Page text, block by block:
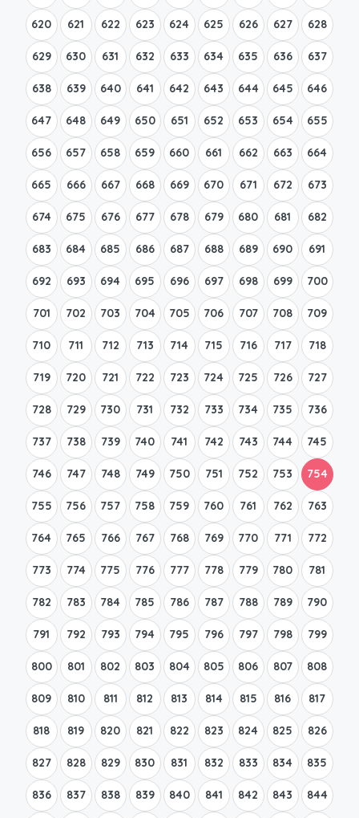
620 621 622 623 624 625 626 627 628
629 630 631 632 633 634 635 636 637
638 639 640 641 642 643 644 645 646
647 648 649 650 651 652 653 654 655
656 657 658 659 660 661 662 663 664
665 666 667 668 669 670 671 672 673
674 675 676 677 678 679 680 681 682
683 684 685 686 687 688 689 690 691
692 693 694 695 696 697 698 699 700
701 702 703 704 705 706 707 708 709
710 711 712 713 714 715 716 717 718
719 720 721 722 723 724 725 726 727
728 729 730 731 732 733 734 735 736
737 738 739 740 741 742 743 744 745
746 747 748 749 750 751 752 753 754
755 756 757 758 759 760 761 762 763
764 765 766 767 768 769 770 771 772
773 774 775 776 777 778 779 780 781
782 783 784 785 786 787 788 789 790
791 792 793 794 795 796 797 798 799
800 801 802 803 804 805 806 807 808
809 810 811 812 813 814 815 816 817
818 819 820 821 822 823 824 825 826
827 828 829 830 831 832 833 834 835
836 837 838 839 840 841 842 843 844